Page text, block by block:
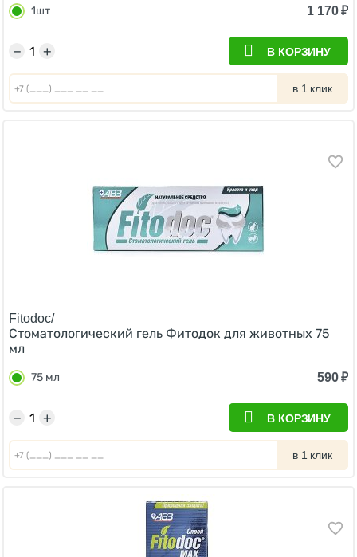
1шт 1 170₽
+
− В КОРЗИНУ
в 1 клик
Fitodoc/
Стоматологический гель Фитодок для животных 75
мл
75 мл 590₽
+
− В КОРЗИНУ
в 1 клик